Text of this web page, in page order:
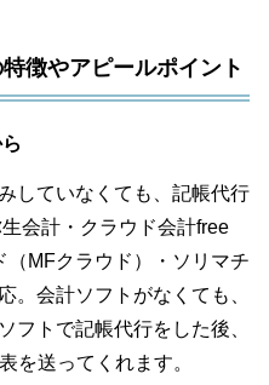
徴やアピールポイント
していなくても、記帳代行
会計・クラウド会計free
MFクラウド）・ソリマチ
。会計ソフトがなくても、
フトで記帳代行をした後、
を送ってくれます。